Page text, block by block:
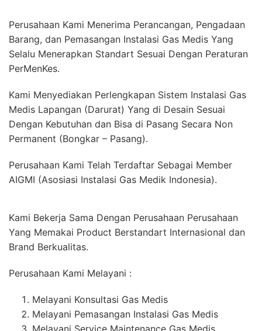
Perusahaan Kami Menerima Perancangan, Pengadaan
Barang, dan Pemasangan Instalasi Gas Medis Yang
Selalu Menerapkan Standart Sesuai Dengan Peraturan
PerMenKes.
Kami Menyediakan Perlengkapan Sistem Instalasi Gas
Medis Lapangan (Darurat) Yang di Desain Sesuai
Dengan Kebutuhan dan Bisa di Pasang Secara Non
Permanent (Bongkar – Pasang).
Perusahaan Kami Telah Terdaftar Sebagai Member
AIGMI (Asosiasi Instalasi Gas Medik Indonesia).
Kami Bekerja Sama Dengan Perusahaan Perusahaan
Yang Memakai Product Berstandart Internasional dan
Brand Berkualitas.
Perusahaan Kami Melayani :
Melayani Konsultasi Gas Medis
Melayani Pemasangan Instalasi Gas Medis
Melayani Service Maintenance Gas Medis